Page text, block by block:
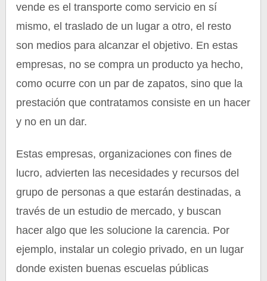
vende es el transporte como servicio en sí
mismo, el traslado de un lugar a otro, el resto
son medios para alcanzar el objetivo. En estas
empresas, no se compra un producto ya hecho,
como ocurre con un par de zapatos, sino que la
prestación que contratamos consiste en un hacer
y no en un dar.
Estas empresas, organizaciones con fines de
lucro, advierten las necesidades y recursos del
grupo de personas a que estarán destinadas, a
través de un estudio de mercado, y buscan
hacer algo que les solucione la carencia. Por
ejemplo, instalar un colegio privado, en un lugar
donde existen buenas escuelas públicas